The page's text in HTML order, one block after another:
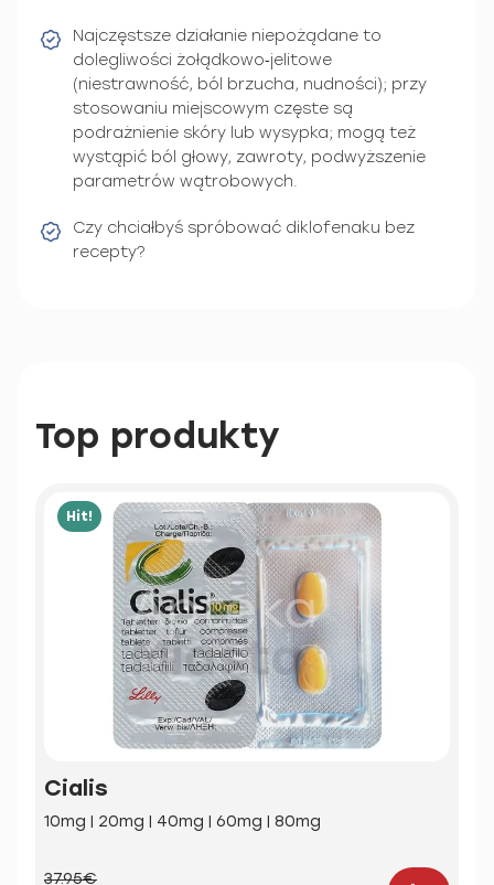
Najczęstsze działanie niepożądane to
dolegliwości żołądkowo‑jelitowe
(niestrawność, ból brzucha, nudności); przy
stosowaniu miejscowym częste są
podrażnienie skóry lub wysypka; mogą też
wystąpić ból głowy, zawroty, podwyższenie
parametrów wątrobowych.
Czy chciałbyś spróbować diklofenaku bez
recepty?
Top produkty
Hit!
Cialis
10mg | 20mg | 40mg | 60mg | 80mg
37.95€